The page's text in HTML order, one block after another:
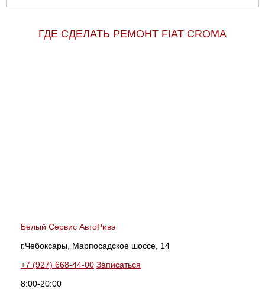
ГДЕ СДЕЛАТЬ РЕМОНТ FIAT CROMA
Белый Сервис АвтоРивэ
г.Чебоксары, Марпосадское шоссе, 14
+7 (927) 668-44-00 Записаться
8:00-20:00